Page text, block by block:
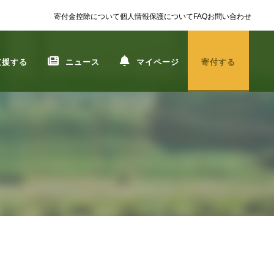
寄付金控除について個人情報保護についてFAQお問い合わせ
する ニュース マイページ 寄付する